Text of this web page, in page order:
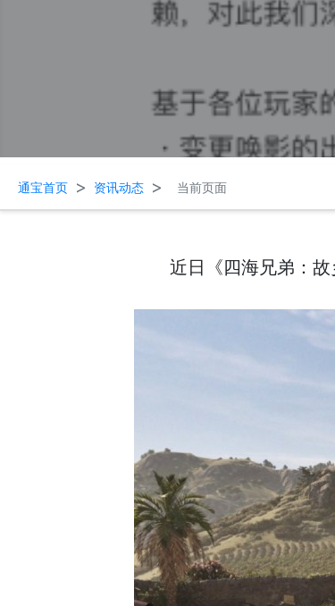
通宝首页 > 资讯动态 > 当前页面
近日《四海兄弟：